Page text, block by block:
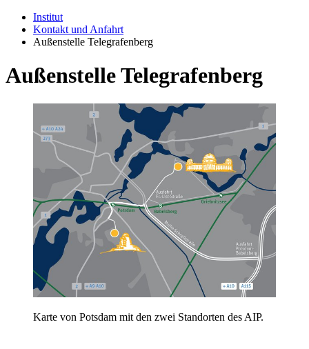
Institut
Kontakt und Anfahrt
Außenstelle Telegrafenberg
Außenstelle Telegrafenberg
Karte von Potsdam mit den zwei Standorten des AIP.